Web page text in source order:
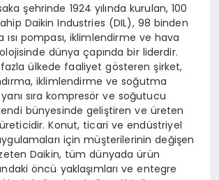
şehrinde 1924 yılında kurulan, 100
Daikin Industries (DIL), 98 binden
ısı pompası, iklimlendirme ve hava
dünya çapında bir liderdir.
fazla ülkede faaliyet gösteren şirket,
iklimlendirme ve soğutma
yanı sıra kompresör ve soğutucu
bünyesinde geliştiren ve üreten
Konut, ticari ve endüstriyel
için müşterilerinin değişen
Daikin, tüm dünyada ürün
öncü yaklaşımları ve entegre